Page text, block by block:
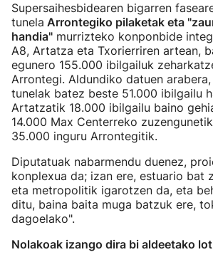
Supersaihesbidearen bigarren
tunela Arrontegiko pilaketak eta
handia" murrizteko konponbide
A8, Artatza eta Txorierriren artean,
egunero 155.000 ibilgailuk
Arrontegi. Aldundiko datuen
tunelak batez beste 51.000 ibilgailu
Artatzatik 18.000 ibilgailu baino
14.000 Max Centerreko
35.000 inguru Arrontegitik.
Diputatuak nabarmendu duenez,
konplexua da; izan ere, estuario bat
eta metropolitik igarotzen da, eta
ditu, baina baita muga batzuk ere,
dagoelako".
Nolakoak izango dira bi aldeetako